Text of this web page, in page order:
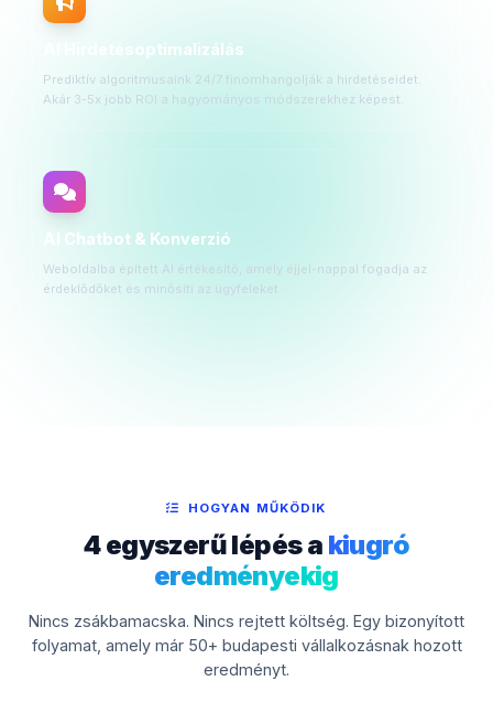
AI Hirdetésoptimalizálás
Prediktív algoritmusaink 24/7 finomhangolják a hirdetéseidet.
Akár 3-5x jobb ROI a hagyományos módszerekhez képest.
AI Chatbot & Konverzió
Weboldalba épített AI értékesítő, amely éjjel-nappal fogadja az
érdeklődőket és minősíti az ügyfeleket.
HOGYAN MŰKÖDIK
4 egyszerű lépés a kiugró
eredményekig
Nincs zsákbamacska. Nincs rejtett költség. Egy bizonyított
folyamat, amely már 50+ budapesti vállalkozásnak hozott
eredményt.